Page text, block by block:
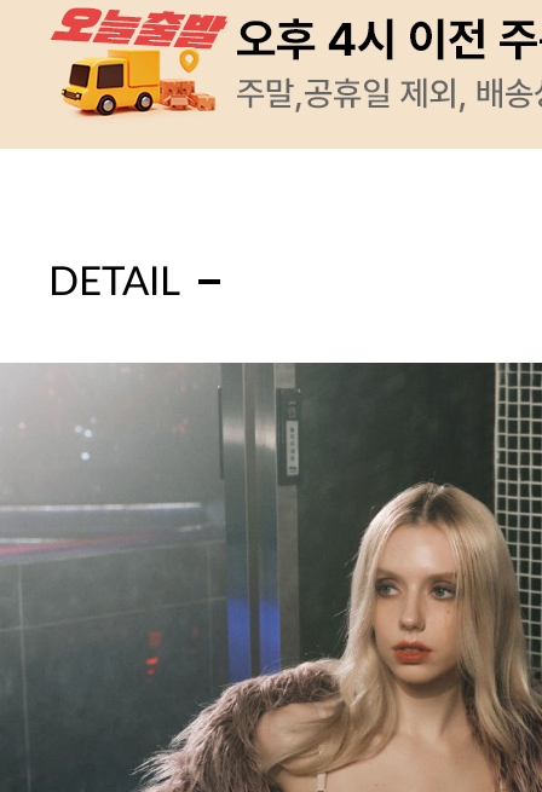
DETAIL